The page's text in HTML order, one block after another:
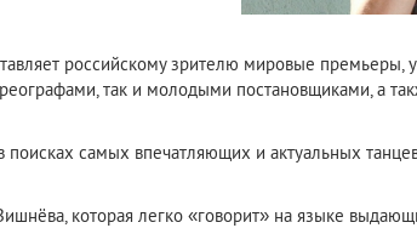
российскому зрителю мировые премьеры,
так и молодыми постановщиками, а
самых впечатляющих и актуальных
которая легко «говорит» на языке